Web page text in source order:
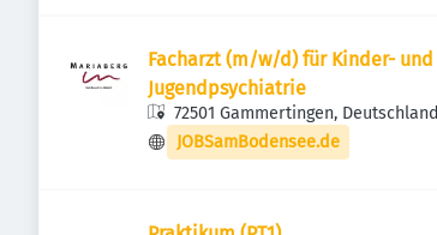
Facharzt (m/w/d) für Kinder- und
Jugendpsychiatrie
72501 Gammertingen, Deutschland
JOBSamBodensee.de